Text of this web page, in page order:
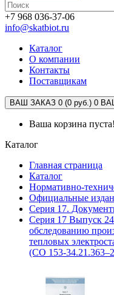
+7 968 036-37-06
info@skatbiot.ru
Каталог
О компании
Контакты
Поставщикам
ВАШ ЗАКАЗ 0 (0 руб.) 0
Ваша корзина пуста!
Каталог
Главная страница
Каталог
Нормативно-
Официальные
Серия 17.
Серия 17 Выпуск
обследованию
тепловых
(СО 153-